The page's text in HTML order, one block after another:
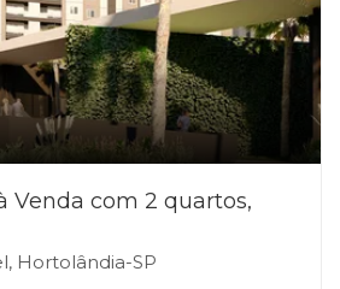
Venda com 2 quartos,
Hortolândia-SP